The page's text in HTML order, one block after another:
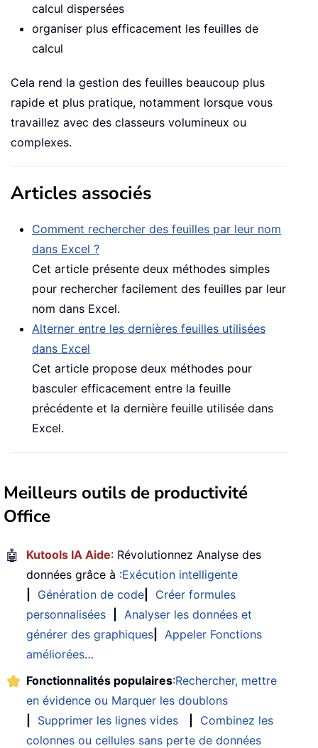
calcul dispersées
organiser plus efficacement les feuilles de
calcul
Cela rend la gestion des feuilles beaucoup plus
rapide et plus pratique, notamment lorsque vous
travaillez avec des classeurs volumineux ou
complexes.
Articles associés
Comment rechercher des feuilles par leur nom
dans Excel ?
Cet article présente deux méthodes simples
pour rechercher facilement des feuilles par leur
nom dans Excel.
Alterner entre les dernières feuilles utilisées
dans Excel
Cet article propose deux méthodes pour
basculer efficacement entre la feuille
précédente et la dernière feuille utilisée dans
Excel.
Meilleurs outils de productivité
Office
🤖 Kutools IA Aide: Révolutionnez Analyse des
données grâce à :Exécution intelligente
Génération de code
Créer formules
personnalisées
Analyser les données et
générer des graphiques
Appeler Fonctions
améliorées…
Fonctionnalités populaires:Rechercher, mettre
en évidence ou Marquer les doublons
Supprimer les lignes vides
Combinez les
colonnes ou cellules sans perte de données